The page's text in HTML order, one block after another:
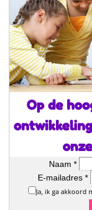
Op de
Naam *
E-mailadres *
Ja, ik ga akkoord